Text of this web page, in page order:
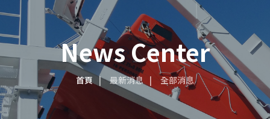
News Center
首頁 最新消息 全部消息